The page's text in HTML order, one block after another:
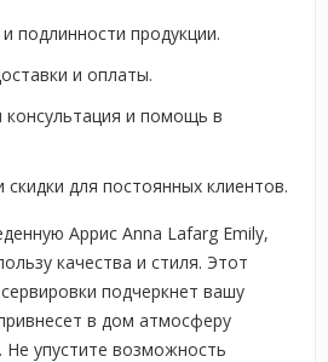
подлинности продукции.
и оплаты.
и помощь в
скидки для постоянных клиентов.
Аррис Anna Lafarg Emily,
качества и стиля. Этот
подчеркнет вашу
в дом атмосферу
упустите возможность